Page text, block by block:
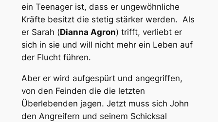
ein Teenager ist, dass er ungewöhnliche
Kräfte besitzt die stetig stärker werden. Als
er Sarah (Dianna Agron) trifft, verliebt er
sich in sie und will nicht mehr ein Leben auf
der Flucht führen.
Aber er wird aufgespürt und angegriffen,
von den Feinden die die letzten
Überlebenden jagen. Jetzt muss sich John
den Angreifern und seinem Schicksal